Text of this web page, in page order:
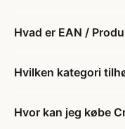
Hvad er EAN /
Hvilken kategori
Hvor kan jeg købe